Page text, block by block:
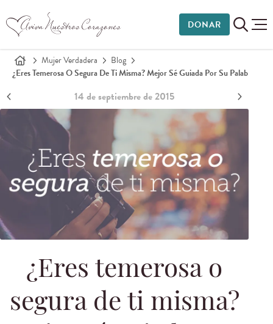
DONAR
Mujer Verdadera
Blog
¿Eres Temerosa O Segura De Ti Misma? Mejor Sé Guiada Por Su Palab
14 de septiembre de 2015
¿Eres temerosa o
segura de ti misma?